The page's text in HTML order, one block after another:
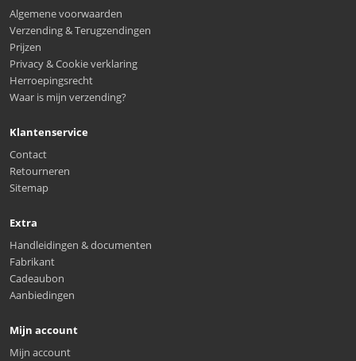
Algemene voorwaarden
Verzending & Terugzendingen
Prijzen
Privacy & Cookie verklaring
Herroepingsrecht
Waar is mijn verzending?
Klantenservice
Contact
Retourneren
Sitemap
Extra
Handleidingen & documenten
Fabrikant
Cadeaubon
Aanbiedingen
Mijn account
Mijn account